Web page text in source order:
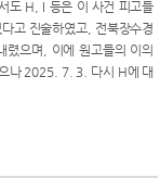
도 H, I 등은 이 사건 피고들
고 진술하였고, 전북장수경
렸으며
이에 원고들의 이의
나 2025. 7. 3. 다시 H에 대